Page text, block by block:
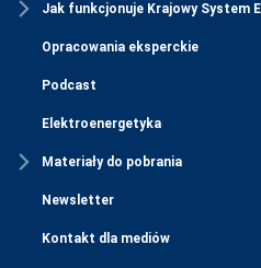
Jak funkcjonuje Krajowy System
Opracowania eksperckie
Podcast
Elektroenergetyka
Materiały do pobrania
Newsletter
Kontakt dla mediów